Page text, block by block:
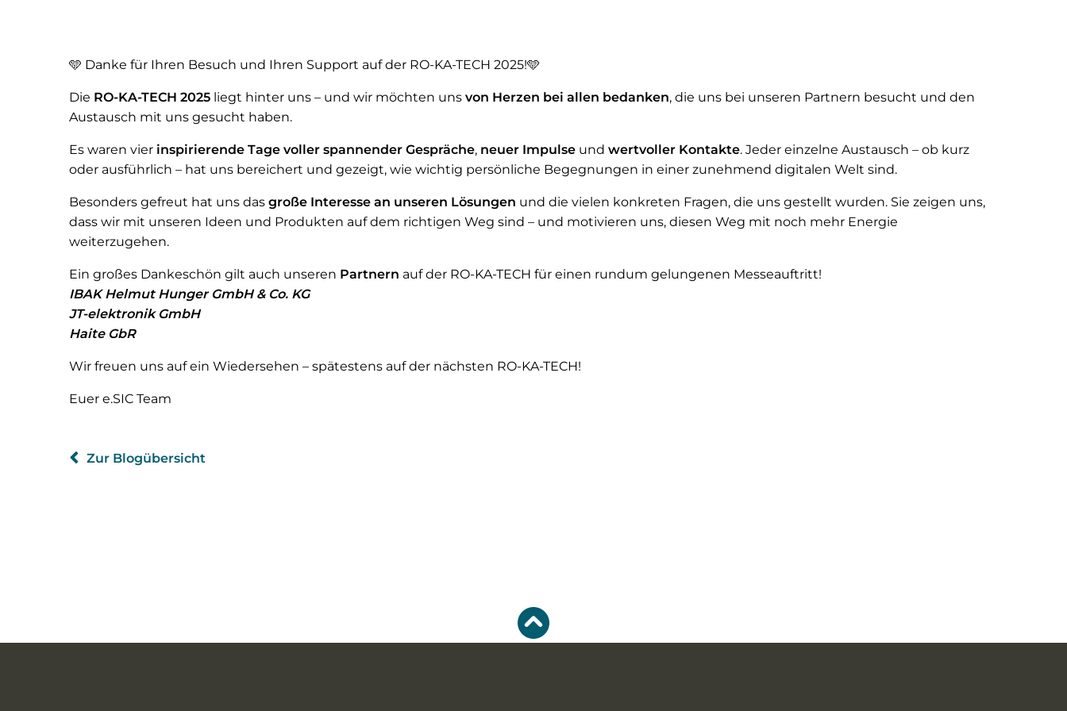
🩵 Danke für Ihren Besuch und Ihren Support auf der RO-KA-TECH 2025!🩵
Die RO-KA-TECH 2025 liegt hinter uns – und wir möchten uns von Herzen bei allen bedanken, die uns bei unseren Partnern besucht und den
Austausch mit uns gesucht haben.
Es waren vier inspirierende Tage voller spannender Gespräche, neuer Impulse und wertvoller Kontakte. Jeder einzelne Austausch – ob kurz
oder ausführlich – hat uns bereichert und gezeigt, wie wichtig persönliche Begegnungen in einer zunehmend digitalen Welt sind.
Besonders gefreut hat uns das große Interesse an unseren Lösungen und die vielen konkreten Fragen, die uns gestellt wurden. Sie zeigen uns,
dass wir mit unseren Ideen und Produkten auf dem richtigen Weg sind – und motivieren uns, diesen Weg mit noch mehr Energie
weiterzugehen.
Ein großes Dankeschön gilt auch unseren Partnern auf der RO-KA-TECH für einen rundum gelungenen Messeauftritt!
IBAK Helmut Hunger GmbH & Co. KG
JT-elektronik GmbH
Haite GbR
Wir freuen uns auf ein Wiedersehen – spätestens auf der nächsten RO-KA-TECH!
Euer e.SIC Team
Zur Blogübersicht